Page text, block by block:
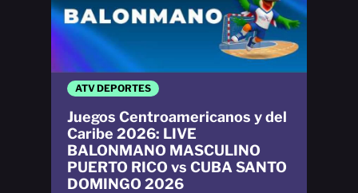
ATV DEPORTES
Juegos Centroamericanos y del
Caribe 2026: LIVE
BALONMANO MASCULINO
PUERTO RICO vs CUBA SANTO
DOMINGO 2026